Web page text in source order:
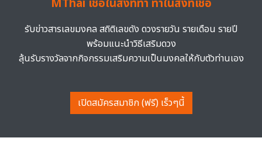
MThai เชื่อในสิ่งที่ทำ ทำในสิ่งที่เชื่อ
รับข่าวสารเลขมงคล สถิติเลขดัง ดวงรายวัน รายเดือน รายปี
พร้อมแนะนำวิธีเสริมดวง
ลุ้นรับรางวัลจากกิจกรรมเสริมความเป็นมงคลให้กับตัวท่านเอง
เปิดสมัครสมาชิก (ฟรี) เร็วๆนี้